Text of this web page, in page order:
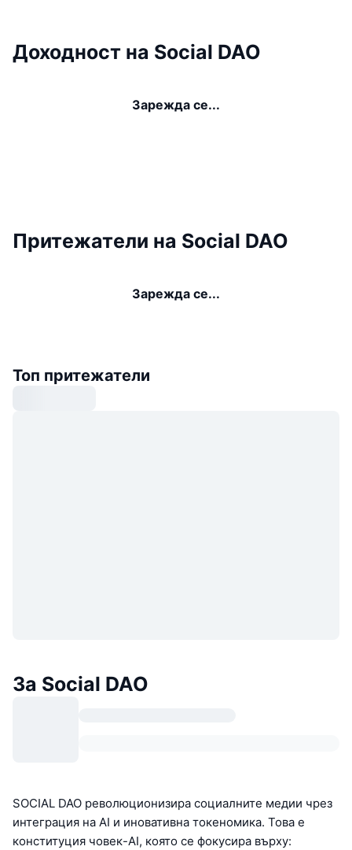
Доходност на Social DAO
Зарежда се...
Притежатели на Social DAO
Зарежда се...
Топ притежатели
За Social DAO
SOCIAL DAO революционизира социалните медии чрез
интеграция на AI и иновативна токеномика. Това е
конституция човек-AI, която се фокусира върху: